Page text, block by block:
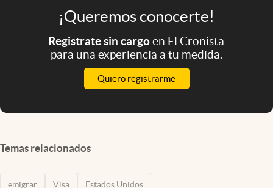
¡Queremos conocerte!
Registrate sin cargoen El Cronista
para una experiencia a tu medida.
Quiero registrarme
Temas relacionados
emigrar Visa Estados Unidos